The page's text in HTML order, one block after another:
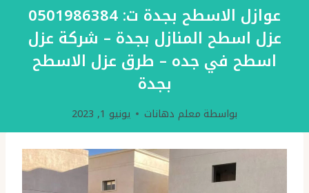
عوازل الاسطح بجدة ت: 0501986384
عزل اسطح المنازل بجدة – شركة عزل
اسطح في جده – طرق عزل الاسطح
بجدة
بواسطة معلم دهانات يونيو 1, 2023